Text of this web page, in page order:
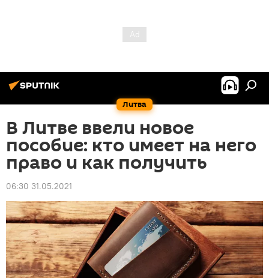
Литва
В Литве ввели новое
пособие: кто имеет на него
право и как получить
06:30 31.05.2021